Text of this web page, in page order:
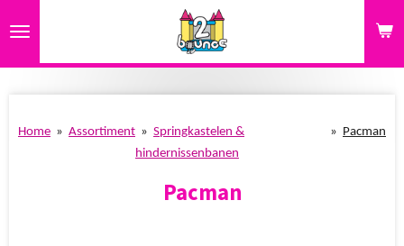
direct
Home » Assortiment » Springkastelen &
hindernissenbanen
» Pacman
Pacman